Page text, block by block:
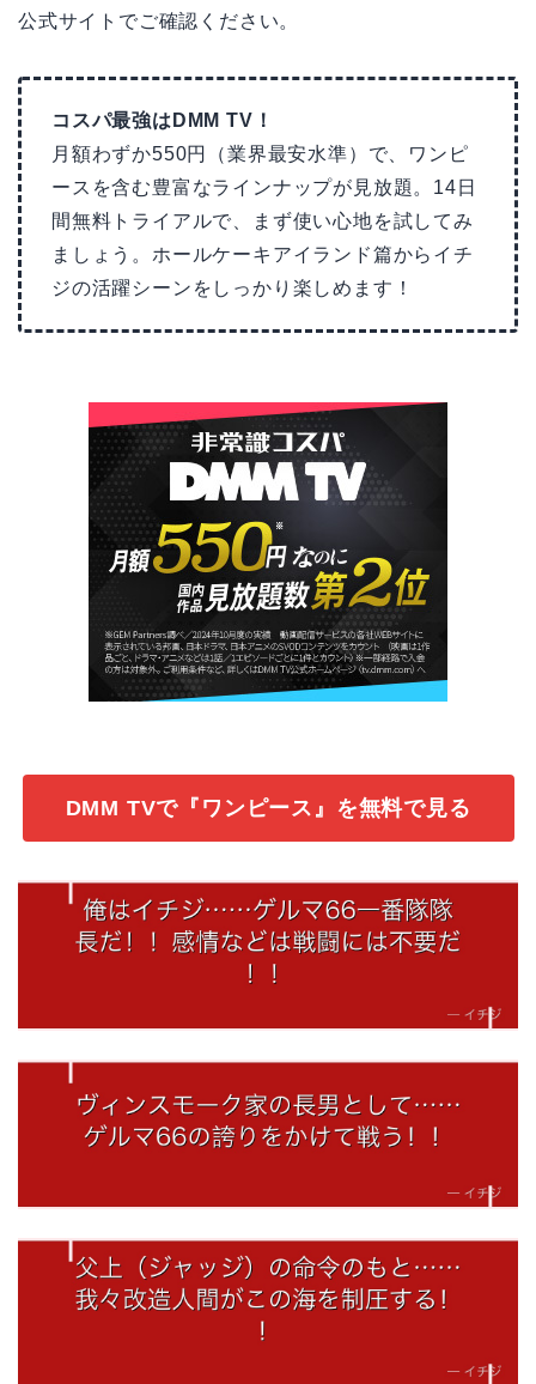
公式サイトでご確認ください。
コスパ最強はDMM TV！
月額わずか550円（業界最安水準）で、ワンピ
ースを含む豊富なラインナップが見放題。14日
間無料トライアルで、まず使い心地を試してみ
ましょう。ホールケーキアイランド篇からイチ
ジの活躍シーンをしっかり楽しめます！
DMM TVで『ワンピース』を無料で見る